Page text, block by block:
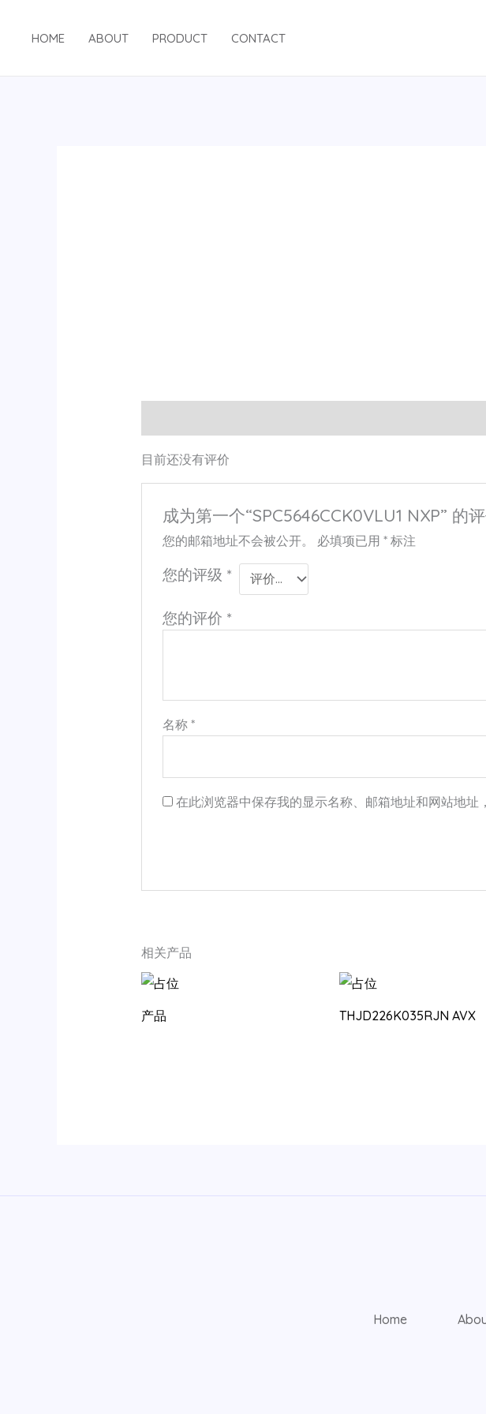
HOME ABOUT PRODUCT CONTACT
目前还没有评价
成为第一个“SPC5646CCK0VLU1 NXP” 的
您的邮箱地址不会被公开。 必填项已用* 标注
您的评级 *
您的评价 *
名称*
在此浏览器中保存我的显示名称、邮箱地址和网站地址
相关产品
产品 THJD226K035RJN AVX
Home